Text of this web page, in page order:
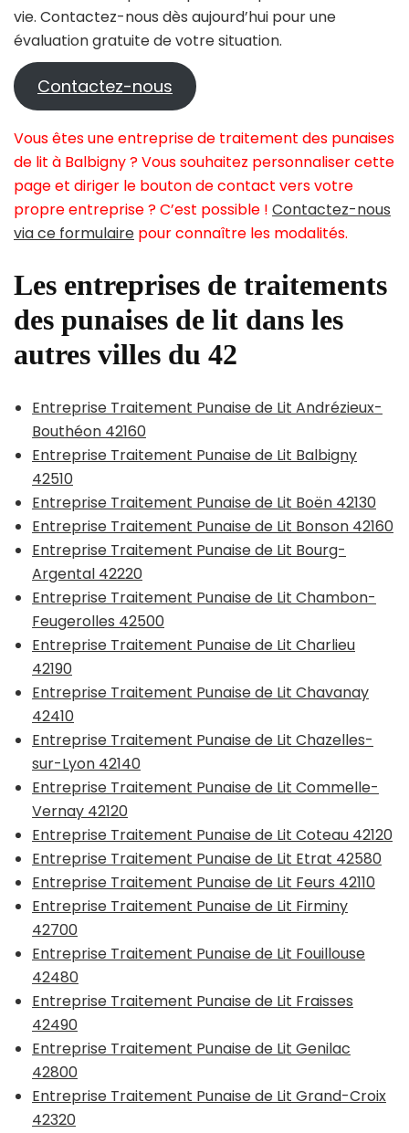
vie. Contactez-nous dès aujourd’hui pour une
évaluation gratuite de votre situation.
Contactez-nous
Vous êtes une entreprise de traitement des punaises
de lit à Balbigny ? Vous souhaitez personnaliser cette
page et diriger le bouton de contact vers votre
propre entreprise ? C’est possible ! Contactez-nous
via ce formulaire pour connaître les modalités.
Les entreprises de traitements
des punaises de lit dans les
autres villes du 42
Entreprise Traitement Punaise de Lit Andrézieux-
Bouthéon 42160
Entreprise Traitement Punaise de Lit Balbigny
42510
Entreprise Traitement Punaise de Lit Boën 42130
Entreprise Traitement Punaise de Lit Bonson 42160
Entreprise Traitement Punaise de Lit Bourg-
Argental 42220
Entreprise Traitement Punaise de Lit Chambon-
Feugerolles 42500
Entreprise Traitement Punaise de Lit Charlieu
42190
Entreprise Traitement Punaise de Lit Chavanay
42410
Entreprise Traitement Punaise de Lit Chazelles-
sur-Lyon 42140
Entreprise Traitement Punaise de Lit Commelle-
Vernay 42120
Entreprise Traitement Punaise de Lit Coteau 42120
Entreprise Traitement Punaise de Lit Etrat 42580
Entreprise Traitement Punaise de Lit Feurs 42110
Entreprise Traitement Punaise de Lit Firminy
42700
Entreprise Traitement Punaise de Lit Fouillouse
42480
Entreprise Traitement Punaise de Lit Fraisses
42490
Entreprise Traitement Punaise de Lit Genilac
42800
Entreprise Traitement Punaise de Lit Grand-Croix
42320